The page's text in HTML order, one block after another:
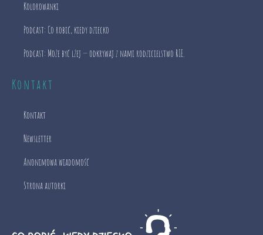
Kolorowanki
Podcast: Co robić, kiedy dziecko
Podcast: Może być lżej — odkrywaj z nami rodzicielstwo RIE.
Kontakt
Kontakt
Newsletter
Anonimowa wiadomość
Strona autorki